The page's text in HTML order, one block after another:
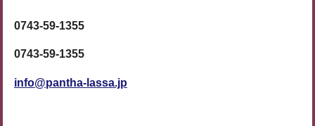
0743-59-1355
0743-59-1355
info@pantha-lassa.jp